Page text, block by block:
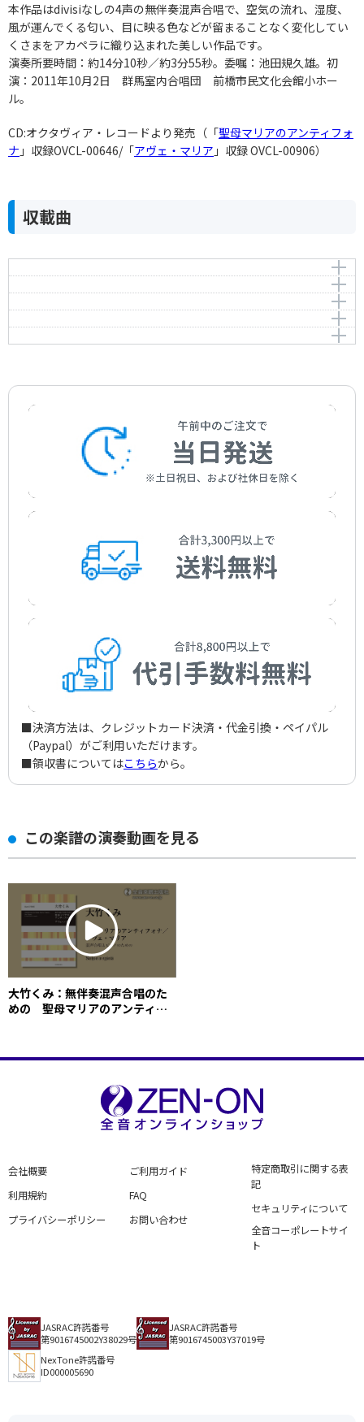
本作品はdivisiなしの4声の無伴奏混声合唱で、空気の流れ、湿度、
風が運んでくる匂い、目に映る色などが留まることなく変化してい
くさまをアカペラに織り込まれた美しい作品です。
演奏所要時間：約14分10秒／約3分55秒。委嘱：池田規久雄。初
演：2011年10月2日 群馬室内合唱団 前橋市民文化会館小ホー
ル。
CD:オクタヴィア・レコードより発売（「聖母マリアのアンティフォ
ナ 」収録OVCL-00646/「アヴェ・マリア 」収録 OVCL-00906）
収載曲
Alma Redemptoris Mater
Antiphonae de Beata Maria Virgine “Alma
Redemptoris Mater”
作曲者：大竹くみ
Otake，Kumi
Ave Regina caelorum
Antiphonae de Beata Maria Virgine “Ave Regina
caelorum”
作曲者：大竹くみ
Regina caeli
Antiphonae de Beata Maria Virgine “Regina caeli”
作曲者：大竹くみ
Salve regina
Antiphonae de Beata Maria Virgine “Salve regina”
Ave Maria
■決済方法は、クレジットカード決済・代金引換・ペイパル
（Paypal）がご利用いただけます。
■領収書についてはこちらから。
この楽譜の演奏動画を見る
大竹くみ：無伴奏混声合唱のた
めの 聖母マリアのアンティフ
会社概要
利用規約
プライバシーポリシー
ご利用ガイド
FAQ
お問い合わせ
特定商取引に関する表
記
セキュリティについて
全音コーポレートサイ
ト
JASRAC許諾番号
第9016745002Y38029号
JASRAC許諾番号
第9016745003Y37019号
NexTone許諾番号
ID000005690